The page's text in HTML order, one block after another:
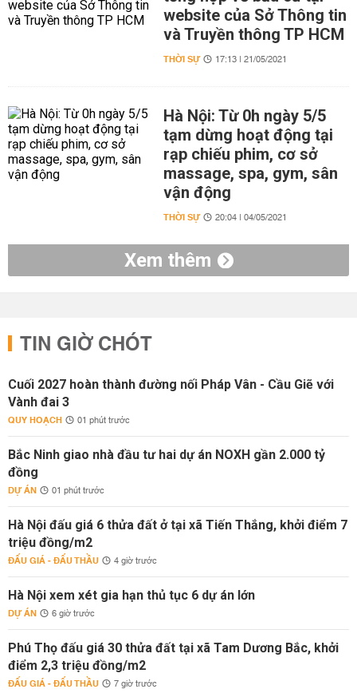
website của Sở Thông tin
và Truyền thông TP HCM
THỜI SỰ 17:13 | 21/05/2021
Hà Nội: Từ 0h ngày 5/5
tạm dừng hoạt động tại
rạp chiếu phim, cơ sở
massage, spa, gym, sân
vận động
THỜI SỰ 20:04 | 04/05/2021
Xem thêm
TIN GIỜ CHÓT
Cuối 2027 hoàn thành đường nối Pháp Vân - Cầu Giẽ với
Vành đai 3
QUY HOẠCH 01 phút trước
Bắc Ninh giao nhà đầu tư hai dự án NOXH gần 2.000 tỷ
đồng
DỰ ÁN 01 phút trước
Hà Nội đấu giá 6 thửa đất ở tại xã Tiến Thắng, khởi điểm 7
triệu đồng/m2
ĐẤU GIÁ - ĐẤU THẦU 4 giờ trước
Hà Nội xem xét gia hạn thủ tục 6 dự án lớn
DỰ ÁN 6 giờ trước
Phú Thọ đấu giá 30 thửa đất tại xã Tam Dương Bắc, khởi
điểm 2,3 triệu đồng/m2
ĐẤU GIÁ - ĐẤU THẦU 7 giờ trước